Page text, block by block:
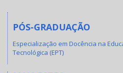
PÓS-GRADUAÇÃO
Especialização em Docência na
Tecnológica (EPT)